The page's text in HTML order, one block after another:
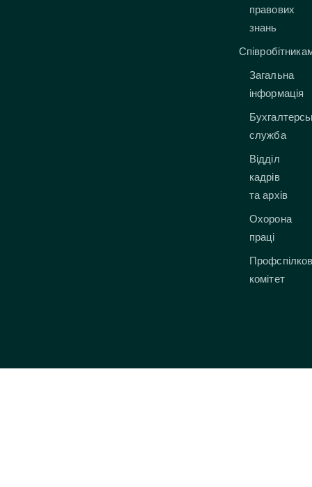
правових
знань
Загальна
інформація
служба
Відділ
кадрів
та архів
Охорона
праці
комітет